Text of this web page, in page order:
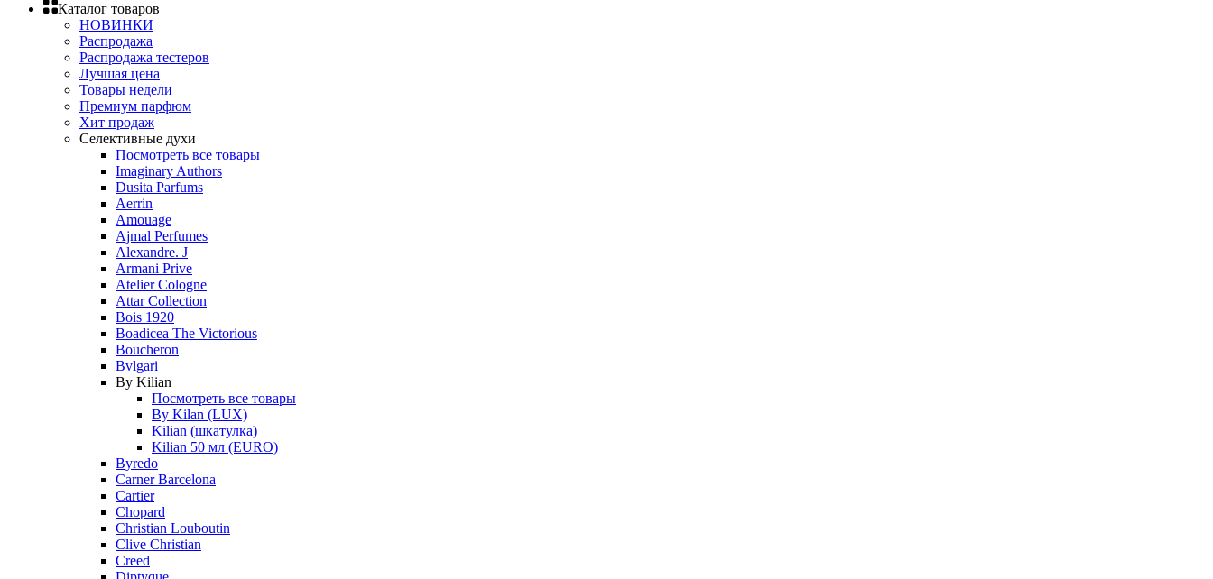
Каталог товаров
НОВИНКИ
Распродажа
Распродажа тестеров
Лучшая цена
Товары недели
Премиум парфюм
Хит продаж
Селективные духи
Посмотреть все товары
Imaginary Authors
Dusita Parfums
Aerrin
Amouage
Ajmal Perfumes
Alexandre. J
Armani Prive
Atelier Cologne
Attar Collection
Bois 1920
Boadicea The Victorious
Boucheron
Bvlgari
By Kilian
Посмотреть все товары
By Kilan (LUX)
Kilian (шкатулка)
Kilian 50 мл (EURO)
Byredo
Carner Barcelona
Cartier
Chopard
Christian Louboutin
Clive Christian
Creed